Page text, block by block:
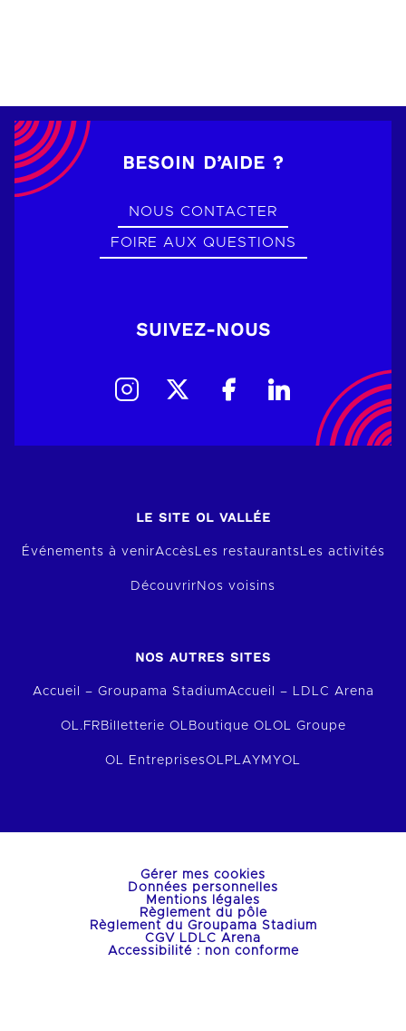
BESOIN D’AIDE ?
NOUS CONTACTER
FOIRE AUX QUESTIONS
SUIVEZ-NOUS
LE SITE OL VALLÉE
Événements à venirAccès Les restaurants Les activités
Découvrir Nos voisins
NOS AUTRES SITES
Accueil – Groupama StadiumAccueil – LDLC Arena
OL.FR Billetterie OL Boutique OL OL Groupe
OL EntreprisesOLPLAY MYOL
Gérer mes cookies
Données personnelles
Mentions légales
Règlement du pôle
Règlement du Groupama Stadium
CGV LDLC Arena
Accessibilité : non conforme